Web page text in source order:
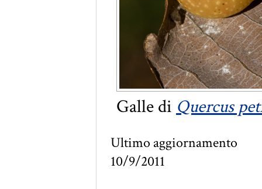
Galle di Quercus
Ultimo aggiornamento
10/9/2011